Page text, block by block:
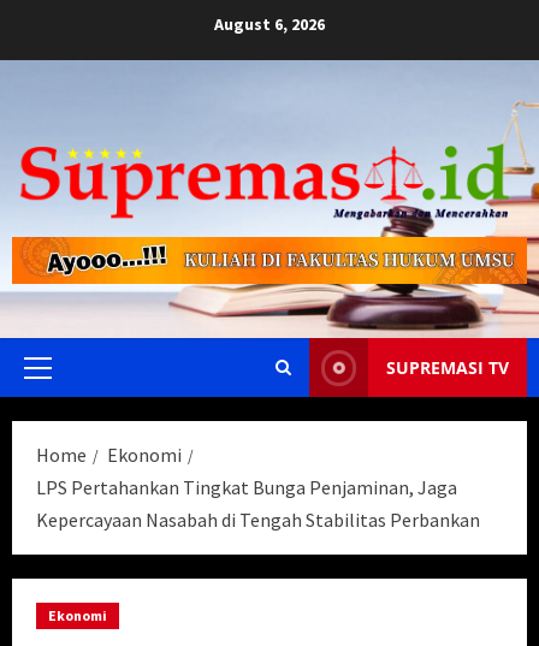
August 6, 2026
Primary
SUPREMASI TV
Home
Ekonomi
LPS Pertahankan Tingkat Bunga Penjaminan, Jaga
Kepercayaan Nasabah di Tengah Stabilitas Perbankan
Ekonomi